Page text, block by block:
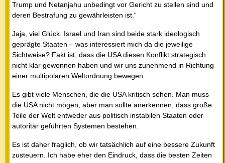
Trump und Netanjahu unbedingt vor Gericht zu stellen sind und
deren Bestrafung zu gewährleisten ist.“
Jaja, viel Glück. Israel und Iran sind beide stark ideologisch
geprägte Staaten – was interessiert mich da die jeweilige
Sichtweise? Fakt ist, dass die USA diesen Konflikt strategisch
nicht klar gewonnen haben und wir uns zunehmend in Richtung
einer multipolaren Weltordnung bewegen.
Es gibt viele Menschen, die die USA kritisch sehen. Man muss
die USA nicht mögen, aber man sollte anerkennen, dass große
Teile der Welt entweder aus politisch instabilen Staaten oder
autoritär geführten Systemen bestehen.
Es ist daher fraglich, ob wir tatsächlich auf eine bessere Zukunft
zusteuern. Ich habe eher den Eindruck, dass die besten Zeiten